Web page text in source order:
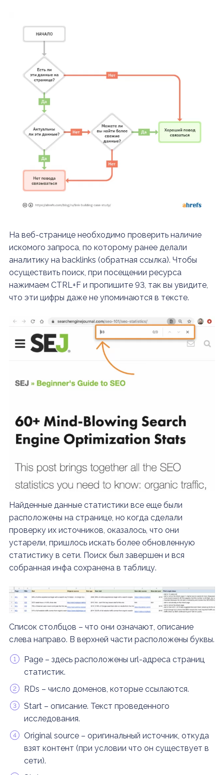
На веб-странице необходимо проверить наличие
искомого запроса, по которому ранее делали
аналитику на backlinks (обратная ссылка). Чтобы
осуществить поиск, при посещении ресурса
нажимаем CTRL+F и пропишите 93, так вы увидите,
что эти цифры даже не упоминаются в тексте.
Найденные данные статистики все еще были
расположены на странице, но когда сделали
проверку их источников, оказалось, что они
устарели, пришлось искать более обновленную
статистику в сети. Поиск был завершен и вся
собранная инфа сохранена в таблицу.
Список столбцов – что они означают, описание
слева направо. В верхней части расположены буквы.
Page – здесь расположены url-адреса страниц
статистик.
RDs – число доменов, которые ссылаются.
Start – описание. Текст проведенного
исследования.
Original source – оригинальный источник, откуда
взят контент (при условии что он существует в
сети).